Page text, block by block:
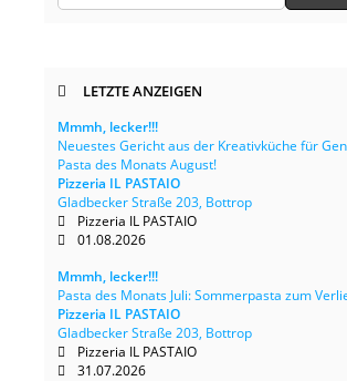
LETZTE ANZEIGEN
Mmmh, lecker!!!
Neuestes Gericht aus der Kreativküche für
Pasta des Monats August!
Pizzeria IL PASTAIO
Gladbecker Straße 203, Bottrop
Pizzeria IL PASTAIO
01.08.2026
Mmmh, lecker!!!
Pasta des Monats Juli: Sommerpasta zum
Pizzeria IL PASTAIO
Gladbecker Straße 203, Bottrop
Pizzeria IL PASTAIO
31.07.2026